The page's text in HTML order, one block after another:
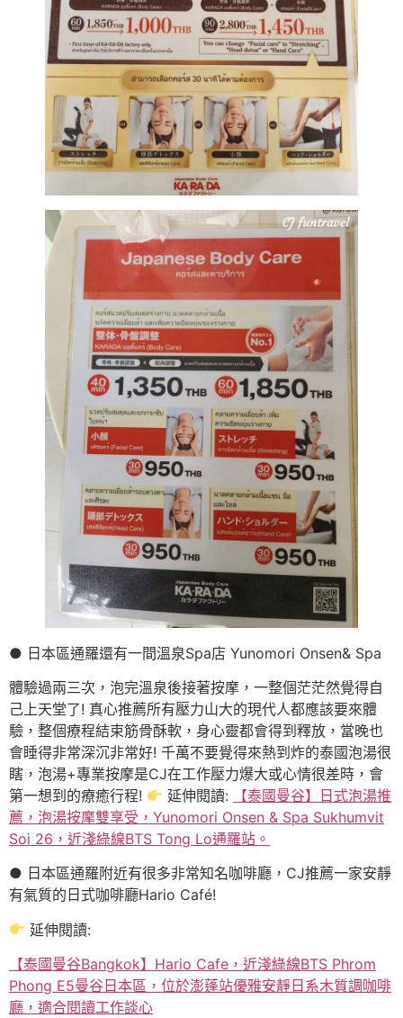
● 日本區通羅還有一間溫泉Spa店 Yunomori Onsen& Spa
體驗過兩三次，泡完溫泉後接著按摩，一整個茫茫然覺得自
己上天堂了! 真心推薦所有壓力山大的現代人都應該要來體
驗，整個療程結束筋骨酥軟，身心靈都會得到釋放，當晚也
會睡得非常深沉非常好! 千萬不要覺得來熱到炸的泰國泡湯很
瞎，泡湯+專業按摩是CJ在工作壓力爆大或心情很差時，會
第一想到的療癒行程!
延伸閱讀:
【泰國曼谷】日式泡湯推
薦，泡湯按摩雙享受，Yunomori Onsen & Spa Sukhumvit
Soi 26，近淺綠線BTS Tong Lo通羅站。
● 日本區通羅附近有很多非常知名咖啡廳，CJ推薦一家安靜
有氣質的日式咖啡廳Hario Café!
延伸閱讀:
【泰國曼谷Bangkok】Hario Cafe，近淺綠線BTS Phrom
Phong E5曼谷日本區，位於澎蓬站優雅安靜日系木質調咖啡
廳，適合閱讀工作談心